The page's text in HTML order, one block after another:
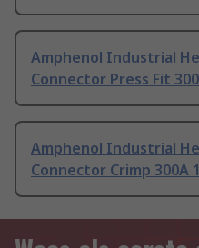
Amphenol Industrial
Connector Press Fit
Amphenol Industrial
Connector Crimp 300A